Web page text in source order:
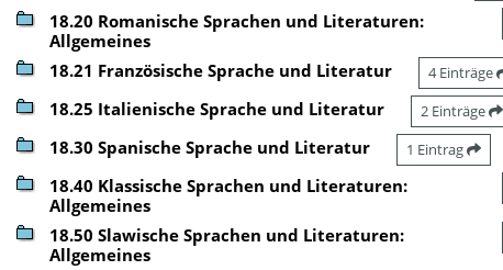
18.20 Romanische Sprachen und Literaturen:
Allgemeines
18.21 Französische Sprache und Literatur 4 Einträge
18.25 Italienische Sprache und Literatur 2 Einträge
18.30 Spanische Sprache und Literatur 1 Eintrag
18.40 Klassische Sprachen und Literaturen:
Allgemeines
18.50 Slawische Sprachen und Literaturen:
Allgemeines